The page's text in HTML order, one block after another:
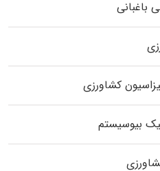
باغبانی
کشاورزی
بیوسیستم